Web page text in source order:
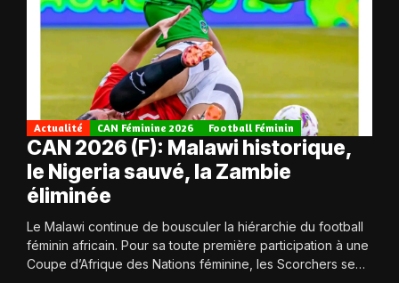
Actualité CAN Féminine 2026 Football Féminin
CAN 2026 (F): Malawi historique,
le Nigeria sauvé, la Zambie
éliminée
Le Malawi continue de bousculer la hiérarchie du football
féminin africain. Pour sa toute première participation à une
Coupe d’Afrique des Nations féminine, les Scorchers se